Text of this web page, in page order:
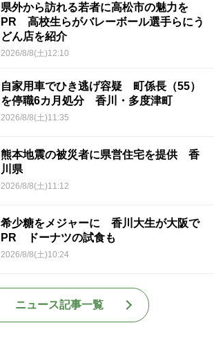
県外から訪れる若者に高松市の魅力を
PR 高校生らがバレーボール選手らにう
どん店を紹介
2026/8/8(土)12:10
自家用車でひき逃げ容疑 町係長（55）
を停職6カ月処分 香川・多度津町
2026/8/8(土)11:35
熊本地震の被災者に県営住宅を提供 香
川県
2026/8/8(土)11:12
希少糖をメジャーに 香川大生が大阪で
PR ドーナツの試食も
2026/8/8(土)10:24
ニュース記事一覧